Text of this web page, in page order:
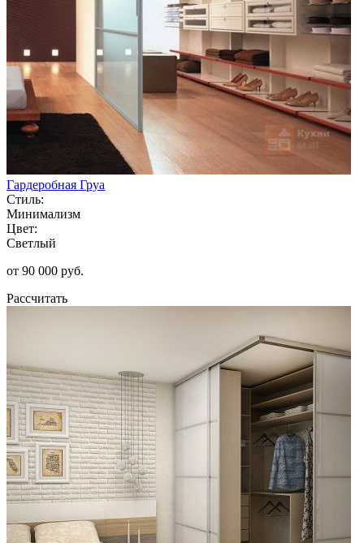
Гардеробная Груа
Стиль:
Минимализм
Цвет:
Светлый
от 90 000 руб.
Рассчитать